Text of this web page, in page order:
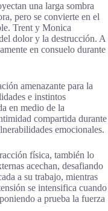
una larga sombra
pero se convierte en el
Trent y Monica
dolor y la destrucción. A
en consuelo durante
amenazante para la
e instintos
en medio de la
compartida durante
emocionales.
física, también lo
acechan, desafiando
a su trabajo, mientras
se intensifica cuando
a prueba la fuerza